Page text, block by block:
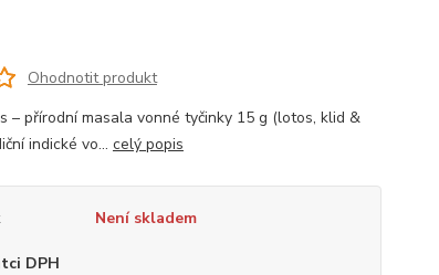
Ohodnotit produkt
– přírodní masala vonné tyčinky 15 g (lotos, klid &
indické vo... celý popis
Není skladem
DPH